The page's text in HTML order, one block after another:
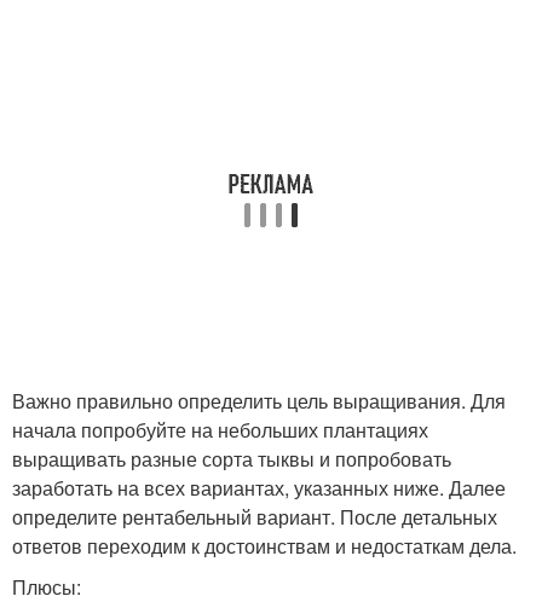
Важно правильно определить цель выращивания. Для
начала попробуйте на небольших плантациях
выращивать разные сорта тыквы и попробовать
заработать на всех вариантах, указанных ниже. Далее
определите рентабельный вариант. После детальных
ответов переходим к достоинствам и недостаткам дела.
Плюсы: